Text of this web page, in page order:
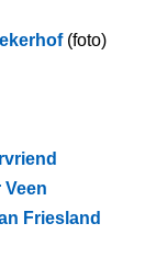
(foto)
Friesland